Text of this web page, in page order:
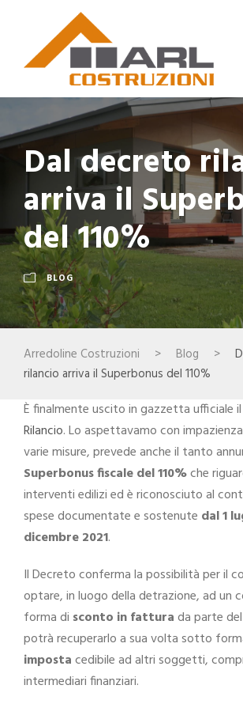
Dal decreto
arriva il
del 110%
BLOG
Arredoline Costruzioni > Blog >
rilancio arriva il Superbonus del 110%
È finalmente uscito in gazzetta ufficiale il
Rilancio. Lo aspettavamo con
varie misure, prevede anche il tanto
Superbonus fiscale del 110%che
interventi edilizi ed è riconosciuto al
spese documentate e sostenute dal 1
dicembre 2021.
Il Decreto conferma la possibilità per il
optare, in luogo della detrazione, ad
forma di sconto in fatturada parte
potrà recuperarlo a sua volta sotto
impostacedibile ad altri soggetti,
intermediari finanziari.